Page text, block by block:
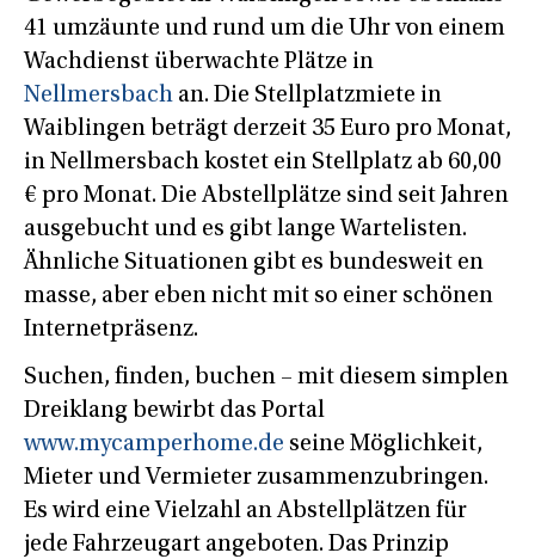
41 umzäunte und rund um die Uhr von einem
Wachdienst überwachte Plätze in
Nellmersbach an. Die Stellplatzmiete in
Waiblingen beträgt derzeit 35 Euro pro Monat,
in Nellmersbach kostet ein Stellplatz ab 60,00
€ pro Monat. Die Abstellplätze sind seit Jahren
ausgebucht und es gibt lange Wartelisten.
Ähnliche Situationen gibt es bundesweit en
masse, aber eben nicht mit so einer schönen
Internetpräsenz.
Suchen, finden, buchen – mit diesem simplen
Dreiklang bewirbt das Portal
www.mycamperhome.de seine Möglichkeit,
Mieter und Vermieter zusammenzubringen.
Es wird eine Vielzahl an Abstellplätzen für
jede Fahrzeugart angeboten. Das Prinzip